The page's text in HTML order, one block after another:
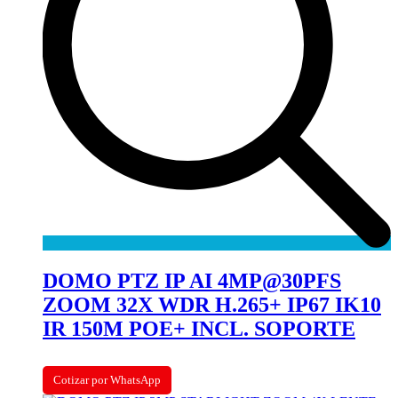
DOMO PTZ IP AI 4MP@30PFS
ZOOM 32X WDR H.265+ IP67 IK10
IR 150M POE+ INCL. SOPORTE
Cotizar por WhatsApp